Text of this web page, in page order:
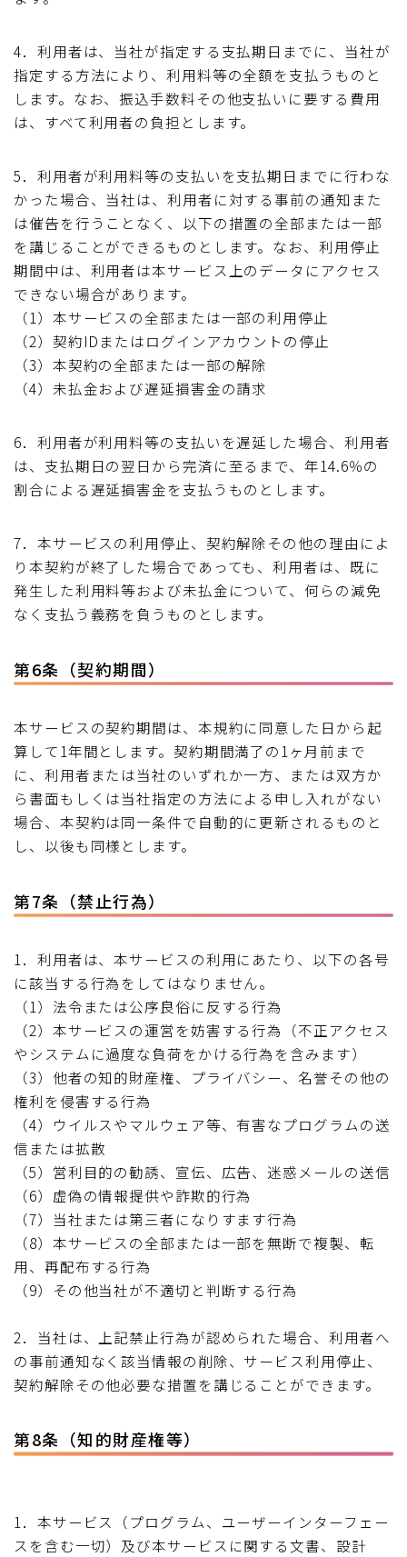
4．利用者は、当社が指定する支払期日までに、当社が
指定する方法により、利用料等の全額を支払うものと
します。なお、振込手数料その他支払いに要する費用
は、すべて利用者の負担とします。
5．利用者が利用料等の支払いを支払期日までに行わな
かった場合、当社は、利用者に対する事前の通知また
は催告を行うことなく、以下の措置の全部または一部
を講じることができるものとします。なお、利用停止
期間中は、利用者は本サービス上のデータにアクセス
できない場合があります。
（1）本サービスの全部または一部の利用停止
（2）契約IDまたはログインアカウントの停止
（3）本契約の全部または一部の解除
（4）未払金および遅延損害金の請求
6．利用者が利用料等の支払いを遅延した場合、利用者
は、支払期日の翌日から完済に至るまで、年14.6％の
割合による遅延損害金を支払うものとします。
7．本サービスの利用停止、契約解除その他の理由によ
り本契約が終了した場合であっても、利用者は、既に
発生した利用料等および未払金について、何らの減免
なく支払う義務を負うものとします。
第6条（契約期間）
本サービスの契約期間は、本規約に同意した日から起
算して1年間とします。契約期間満了の1ヶ月前まで
に、利用者または当社のいずれか一方、または双方か
ら書面もしくは当社指定の方法による申し入れがない
場合、本契約は同一条件で自動的に更新されるものと
し、以後も同様とします。
第7条（禁止行為）
1．利用者は、本サービスの利用にあたり、以下の各号
に該当する行為をしてはなりません。
（1）法令または公序良俗に反する行為
（2）本サービスの運営を妨害する行為（不正アクセス
やシステムに過度な負荷をかける行為を含みます）
（3）他者の知的財産権、プライバシー、名誉その他の
権利を侵害する行為
（4）ウイルスやマルウェア等、有害なプログラムの送
信または拡散
（5）営利目的の勧誘、宣伝、広告、迷惑メールの送信
（6）虚偽の情報提供や詐欺的行為
（7）当社または第三者になりすます行為
（8）本サービスの全部または一部を無断で複製、転
用、再配布する行為
（9）その他当社が不適切と判断する行為
2．当社は、上記禁止行為が認められた場合、利用者へ
の事前通知なく該当情報の削除、サービス利用停止、
契約解除その他必要な措置を講じることができます。
第8条（知的財産権等）
1．本サービス（プログラム、ユーザーインターフェー
スを含む一切）及び本サービスに関する文書、設計